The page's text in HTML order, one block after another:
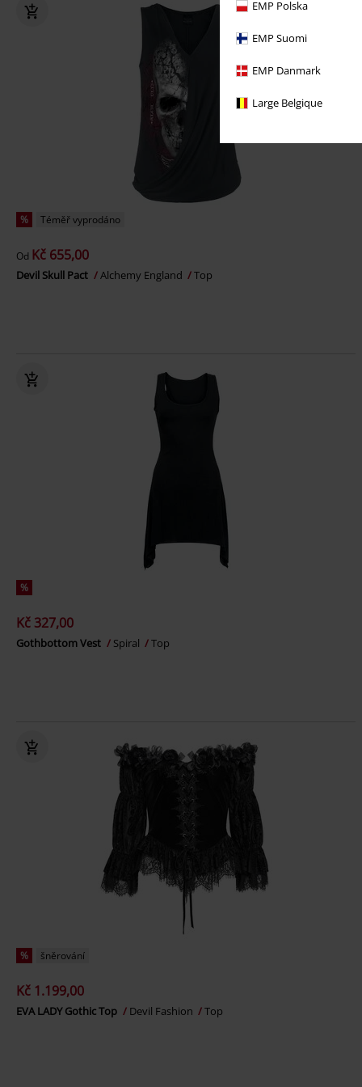
EMP Polska
EMP Suomi
EMP Danmark
Large Belgique
% Téměř vyprodáno
Od Kč 655,00
Devil Skull Pact Alchemy England Top
%
Kč 327,00
Gothbottom Vest Spiral Top
% šněrování
Kč 1.199,00
EVA LADY Gothic Top Devil Fashion Top